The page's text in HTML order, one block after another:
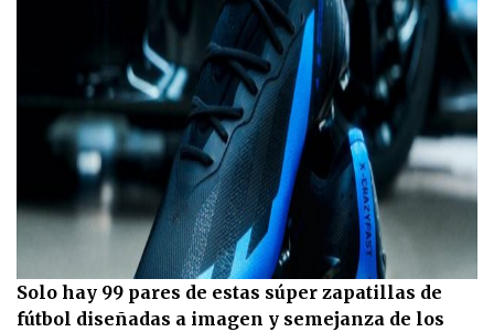
Solo hay 99 pares de estas súper zapatillas de
fútbol diseñadas a imagen y semejanza de los